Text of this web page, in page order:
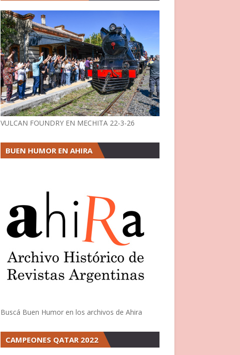
VULCAN FOUNDRY EN MECHITA 22-3-26
BUEN HUMOR EN AHIRA
Buscá Buen Humor en los archivos de Ahira
CAMPEONES QATAR 2022